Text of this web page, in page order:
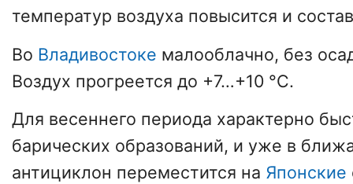
температур воздуха повысится и
Во Владивостоке малооблачно, без
Воздух прогреется до +7…+10 °C.
Для весеннего периода характерно
барических образований, и уже в
антициклон переместится на Японские